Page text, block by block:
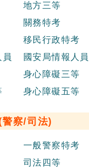
地方三等
關務特考
移民行政特考
國安局情報人員
身心障礙三等
身心障礙五等
警察/司法)
一般警察特考
司法四等